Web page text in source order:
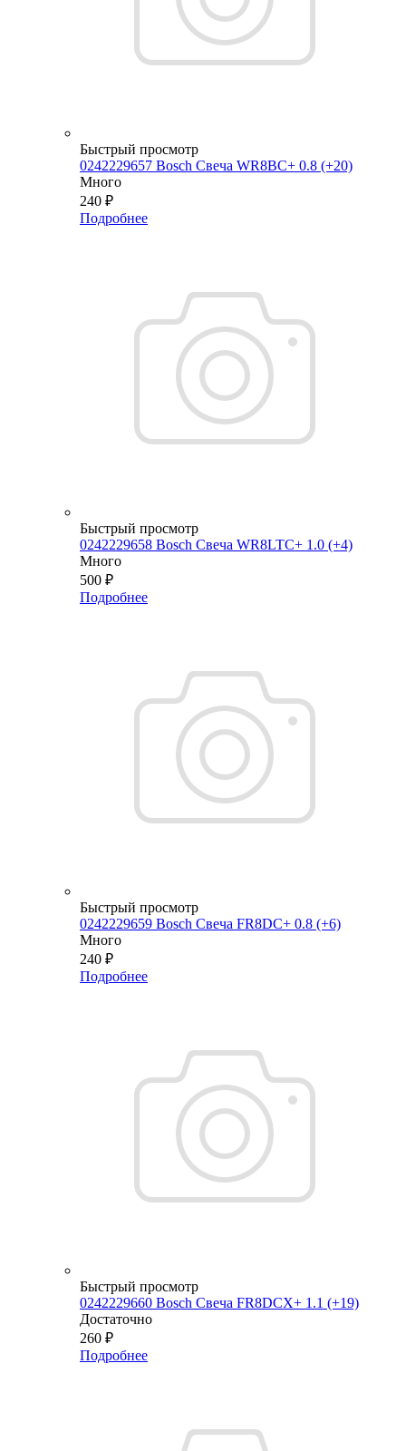
Быстрый просмотр
0242229657 Bosch Свеча WR8BC+ 0.8 (+20)
Много
240 ₽
Подробнее
Быстрый просмотр
0242229658 Bosch Свеча WR8LTC+ 1.0 (+4)
Много
500 ₽
Подробнее
Быстрый просмотр
0242229659 Bosch Свеча FR8DC+ 0.8 (+6)
Много
240 ₽
Подробнее
Быстрый просмотр
0242229660 Bosch Свеча FR8DCX+ 1.1 (+19)
Достаточно
260 ₽
Подробнее